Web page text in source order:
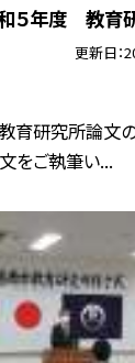
和５年度 教
更新日
育研究所論文
をご執筆い...